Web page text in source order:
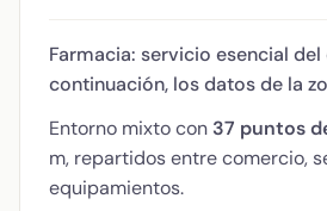
Farmacia: servicio esencial del
continuación, los datos de la
Entorno mixto con 37 puntos
m, repartidos entre comercio,
equipamientos.